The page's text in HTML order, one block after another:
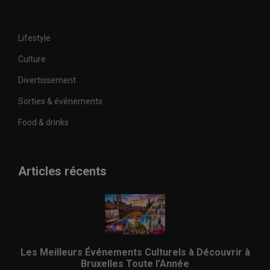
Lifestyle
Culture
Divertissement
Sorties & événements
Food & drinks
Articles récents
Les Meilleurs Événements Culturels à Découvrir à
Bruxelles Toute l’Année